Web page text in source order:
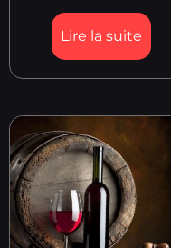
Lire la suite